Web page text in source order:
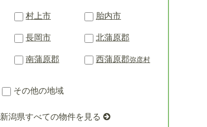
村上市 胎内市
長岡市 北蒲原郡
南蒲原郡 西蒲原郡弥彦村
その他の地域
新潟県すべての物件を見る